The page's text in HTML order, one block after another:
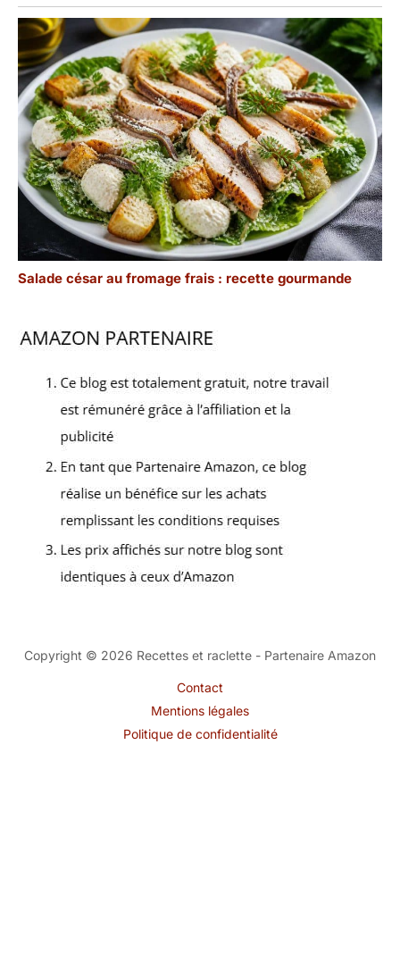
Salade césar au fromage frais : recette gourmande
Copyright © 2026 Recettes et raclette - Partenaire Amazon
Contact
Mentions légales
Politique de confidentialité